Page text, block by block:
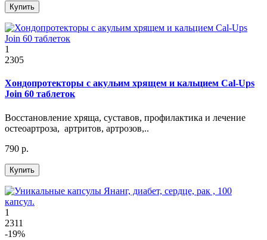
Купить
1
2305
Хондопротекторы с акульим хрящем и кальцием Cal-Ups
Join 60 таблеток
Восстановление хряща, суставов, профилактика и лечение
остеоартроза, артритов, артрозов,..
790 р.
Купить
1
2311
-19%